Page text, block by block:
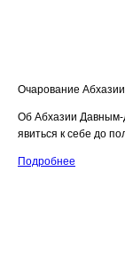
Очарование Абхазии
Об Абхазии Давным-
явиться к себе до
Подробнее